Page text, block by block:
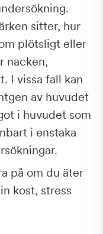
sitter, hur
plötsligt eller
nacken,
I vissa fall kan
av huvudet
i huvudet som
i enstaka
på om du äter
kost, stress